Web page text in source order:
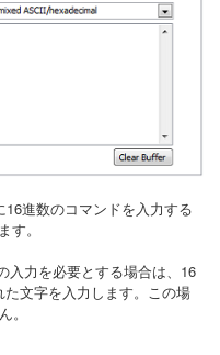
16進数のコマンドを入力する
。
入力を必要とする場合は、16
文字を入力します。この場
。